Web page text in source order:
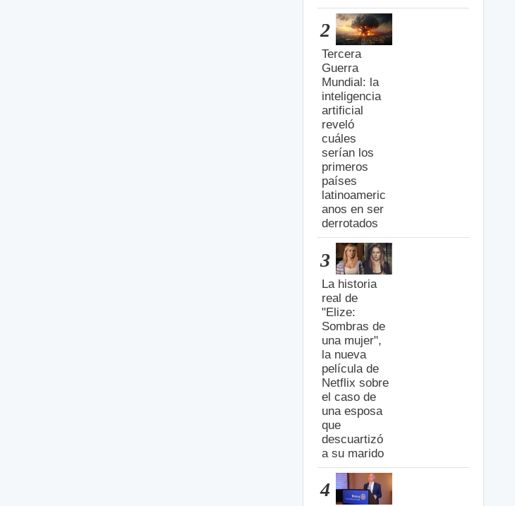
2
Tercera
Guerra
Mundial: la
inteligencia
artificial
reveló
cuáles
serían los
primeros
países
latinoameric
anos en ser
derrotados
3
La historia
real de
"Elize:
Sombras de
una mujer",
la nueva
película de
Netflix sobre
el caso de
una esposa
que
descuartizó
a su marido
4